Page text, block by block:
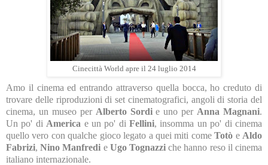
Cinecittà World apre il 24 luglio 2014
Amo il cinema ed entrando attraverso quella bocca, ho creduto di
trovare delle riproduzioni di set cinematografici, angoli di storia del
cinema, un museo per Alberto Sordie uno per Anna Magnani.
Un po' di America e un po' diFellini, insomma un po' di cinema
quello vero con qualche gioco legato a quei miti comeTotò e Aldo
Fabrizi,Nino Manfredi e Ugo Tognazzi che hanno reso il cinema
italiano internazionale.